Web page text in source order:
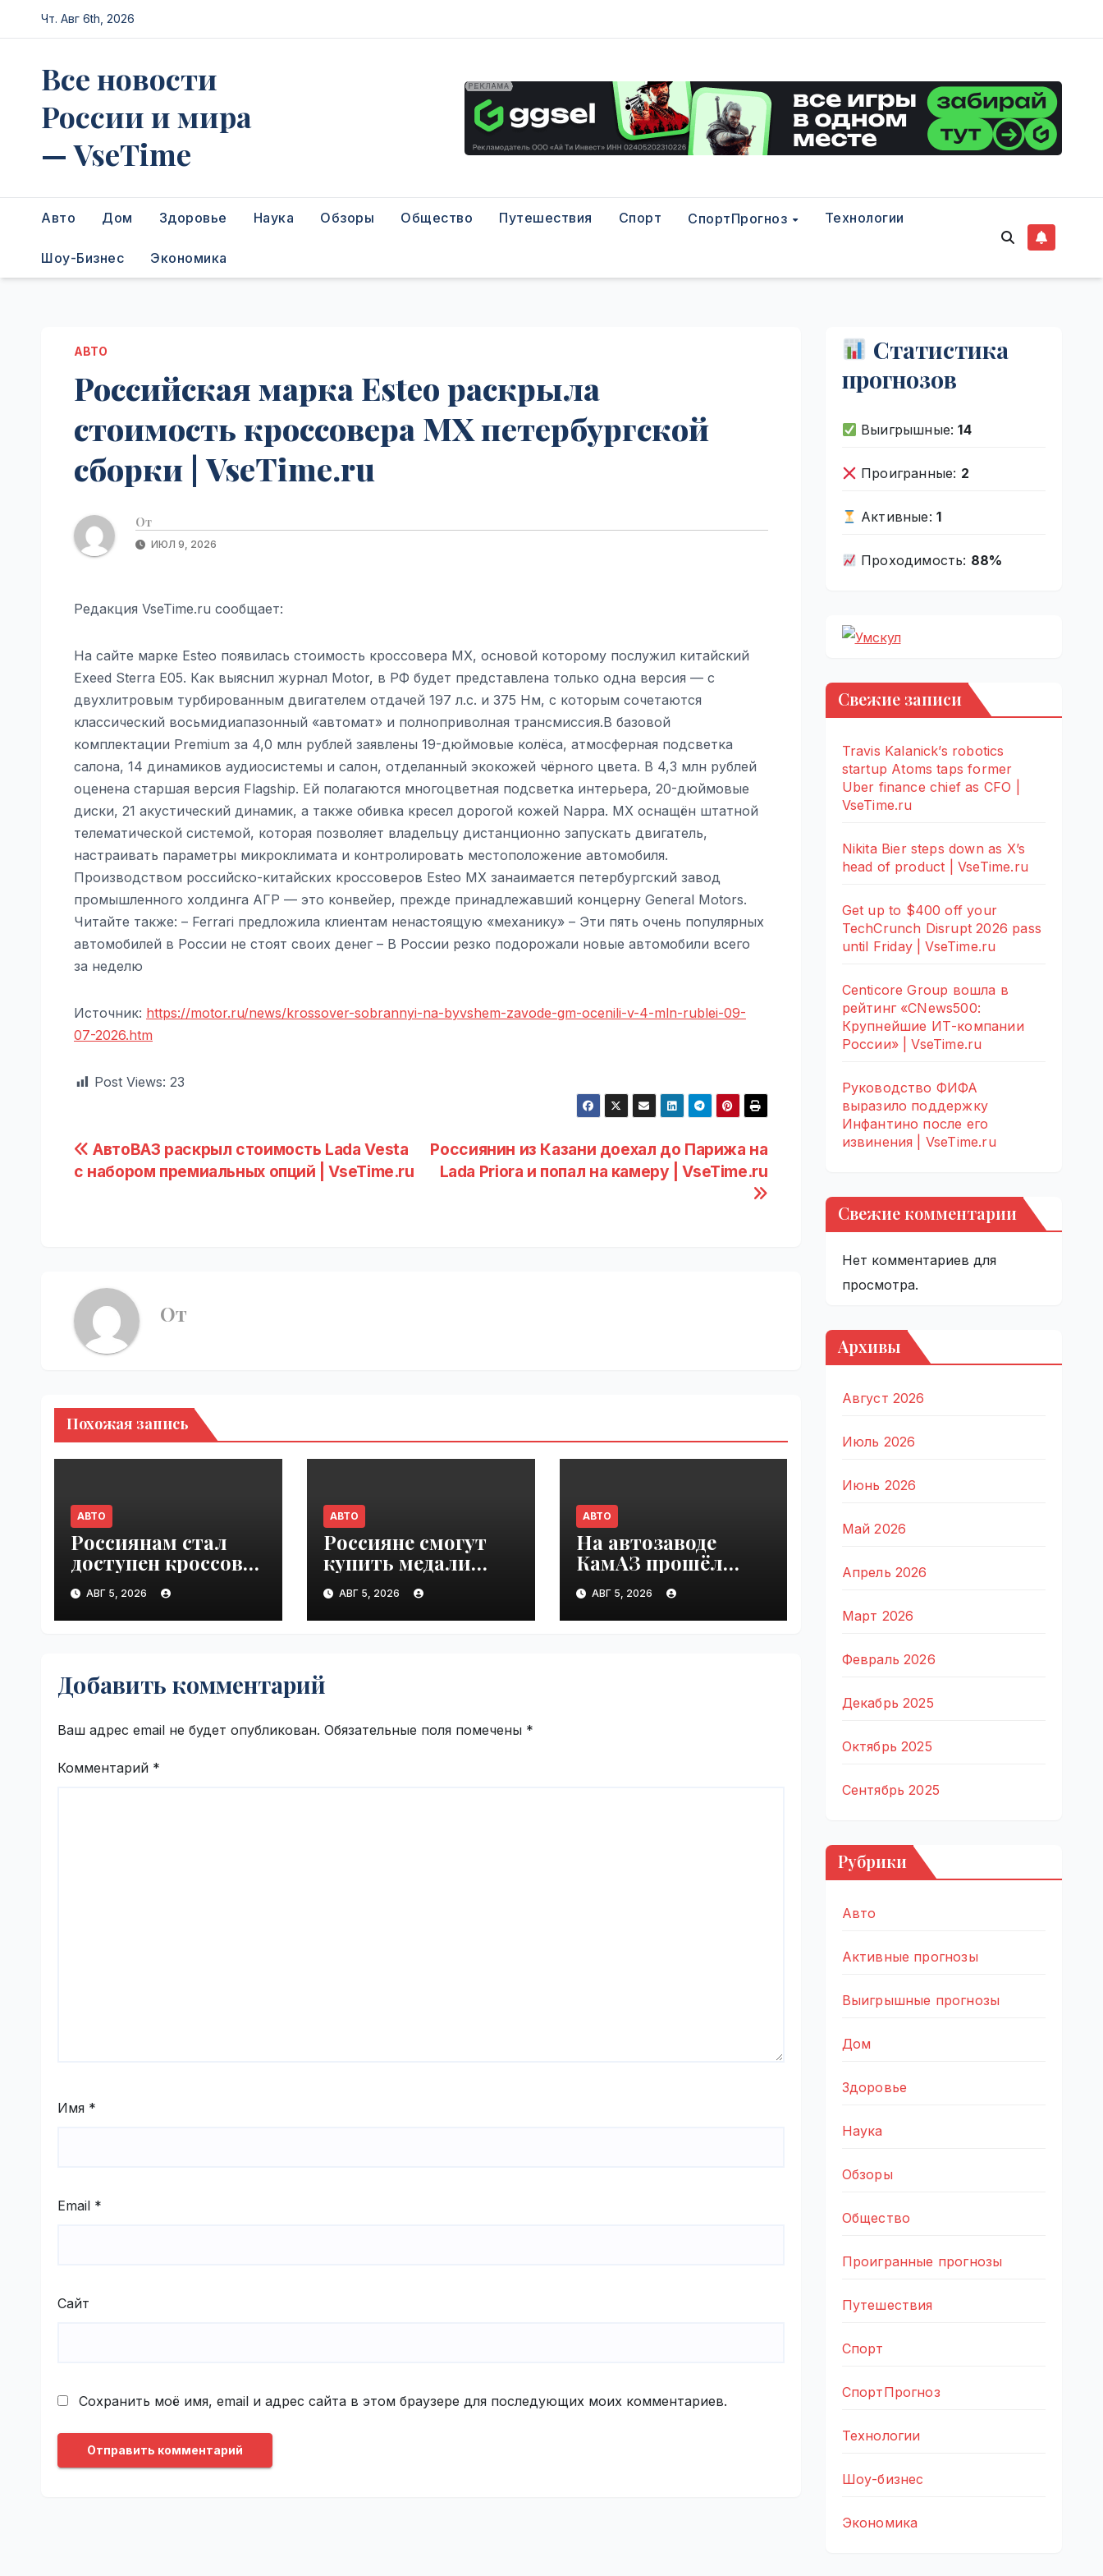
Перейти
к
Чт. Авг 6th, 2026
Все новости
России и мира
— VseTime
Авто Дом Здоровье Наука Обзоры Общество Путешествия Спорт СпортПрогноз Технологии
Шоу-Бизнес Экономика
АВТО
Российская марка Esteo раскрыла
стоимость кроссовера MX петербургской
сборки | VseTime.ru
От
ИЮЛ 9, 2026
Редакция VseTime.ru сообщает:
На сайте марке Esteo появилась стоимость кроссовера MX, основой которому послужил китайский
Exeed Sterra E05. Как выяснил журнал Motor, в РФ будет представлена только одна версия — с
двухлитровым турбированным двигателем отдачей 197 л.с. и 375 Нм, с которым сочетаются
классический восьмидиапазонный «автомат» и полноприволная трансмиссия.В базовой
комплектации Premium за 4,0 млн рублей заявлены 19-дюймовые колёса, атмосферная подсветка
салона, 14 динамиков аудиосистемы и салон, отделанный экокожей чёрного цвета. В 4,3 млн рублей
оценена старшая версия Flagship. Ей полагаются многоцветная подсветка интерьера, 20-дюймовые
диски, 21 акустический динамик, а также обивка кресел дорогой кожей Nappa. MX оснащён штатной
телематической системой, которая позволяет владельцу дистанционно запускать двигатель,
настраивать параметры микроклимата и контролировать местоположение автомобиля.
Производством российско-китайских кроссоверов Esteo MX занаимается петербургский завод
промышленного холдинга АГР — это конвейер, прежде принадлежавший концерну General Motors.
Читайте также: – Ferrari предложила клиентам ненастоящую «механику» – Эти пять очень популярных
автомобилей в России не стоят своих денег – В России резко подорожали новые автомобили всего
за неделю
Источник: https://motor.ru/news/krossover-sobrannyi-na-byvshem-zavode-gm-ocenili-v-4-mln-rublei-09-
07-2026.htm
Post Views: 23
Навигация
по
Россиянин из Казани доехал до Парижа на
Lada Priora и попал на камеру | VseTime.ru
АвтоВАЗ раскрыл стоимость Lada Vesta
с набором премиальных опций | VseTime.ru
От
Похожая запись
АВТО
Россиянам стал
доступен кроссовер
Chevrolet Trax за 1,6
млн рублей |
VseTime.ru
АВГ 5, 2026
АВТО
Россияне смогут
купить медали
«За взятие
бензоколонки
2026» | VseTime.ru
АВГ 5, 2026
АВТО
На автозаводе
КамАЗ прошёл
первый «День
шаурмы» |
VseTime.ru
АВГ 5, 2026
Добавить комментарий
Ваш адрес email не будет опубликован. Обязательные поля помечены *
Комментарий *
Имя *
Email *
Сайт
Сохранить моё имя, email и адрес сайта в этом браузере для последующих моих комментариев.
Статистика
прогнозов
Выигрышные:14
Проигранные: 2
Активные: 1
Проходимость: 88%
Свежие записи
Travis Kalanick’s robotics
startup Atoms taps former
Uber finance chief as CFO |
VseTime.ru
Nikita Bier steps down as X’s
head of product | VseTime.ru
Get up to $400 off your
TechCrunch Disrupt 2026 pass
until Friday | VseTime.ru
Centicore Group вошла в
рейтинг «CNews500:
Крупнейшие ИТ-компании
России» | VseTime.ru
Руководство ФИФА
выразило поддержку
Инфантино после его
извинения | VseTime.ru
Свежие комментарии
Нет комментариев для
просмотра.
Архивы
Август 2026
Июль 2026
Июнь 2026
Май 2026
Апрель 2026
Март 2026
Февраль 2026
Декабрь 2025
Октябрь 2025
Сентябрь 2025
Рубрики
Авто
Активные прогнозы
Выигрышные прогнозы
Дом
Здоровье
Наука
Обзоры
Общество
Проигранные прогнозы
Путешествия
Спорт
СпортПрогноз
Технологии
Шоу-бизнес
Экономика